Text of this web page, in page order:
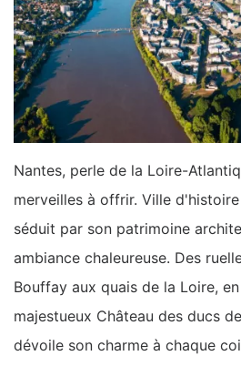
Nantes, perle de la Loire-
merveilles à offrir. Ville
séduit par son patrimoine
ambiance chaleureuse. Des
Bouffay aux quais de la Loire,
majestueux Château des ducs
dévoile son charme à chaque